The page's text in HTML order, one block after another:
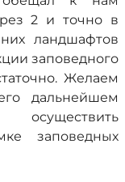
2 и точно в
ландшафтов
заповедного
Желаем
дальнейшем
осуществить
заповедных